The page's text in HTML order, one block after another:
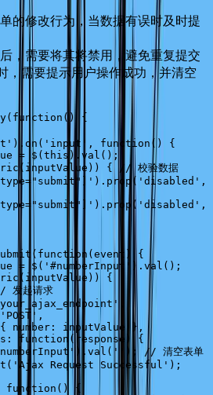
的修改行为，当数据有误时及时提
，需要将其将禁用，避免重复提交
，需要提示用户操作成功，并清空
( function () {
). on ( 'input' , function () {
= $ ( this ).val ();
( inputValue )) {
// 校验数据
). prop ( 'disabled' ,
). prop ( 'disabled' ,
( function ( event ) {
= $ ( '#numberInput' ). val ();
( inputValue )) {
发起请求
'POST' ,
number : inputValue },
: function ( response ) {
). val ( '' ); // 清空表单
( 'Ajax Request Successful' );
function () {